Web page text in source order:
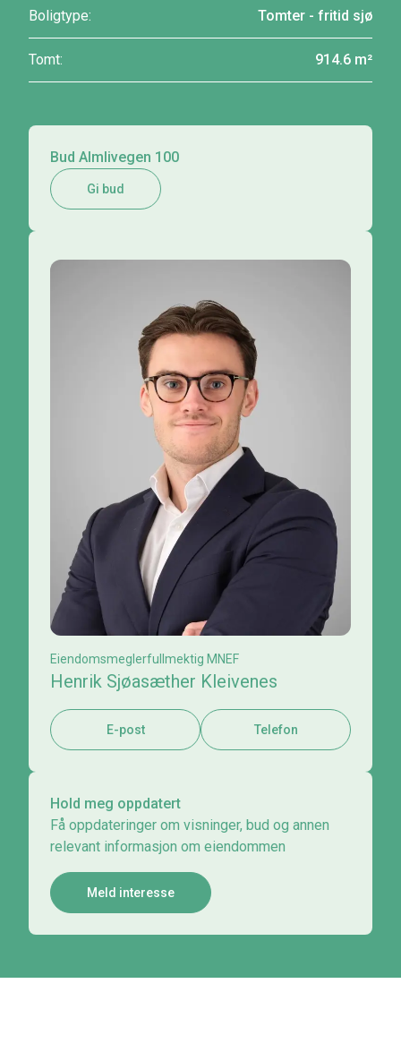
Boligtype: Tomter - fritid sjø
Tomt: 914.6 m²
Bud Almlivegen 100
Gi bud
Eiendomsmeglerfullmektig MNEF
Henrik Sjøasæther Kleivenes
E-post Telefon
Hold meg oppdatert
Få oppdateringer om visninger, bud og annen
relevant informasjon om eiendommen
Meld interesse